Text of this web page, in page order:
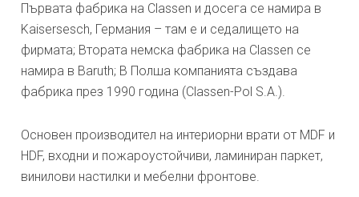
Първата фабрика на Classen и досега се намира в
Kaisersesch, Германия – там е и седалището на
фирмата; Втората немска фабрика на Classen се
намира в Baruth; В Полша компанията създава
фабрика през 1990 година (Classen-Pol S.A.).
Основен производител на интериорни врати от MDF и
HDF, входни и пожароустойчиви, ламиниран паркет,
винилови настилки и мебелни фронтове.